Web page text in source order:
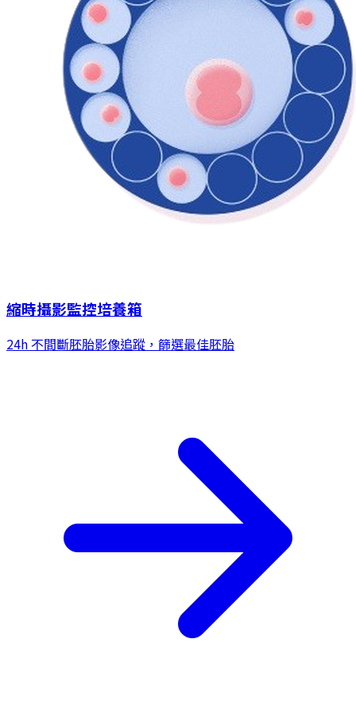
縮時攝影監控培養箱
24h 不間斷胚胎影像追蹤，篩選最佳胚胎